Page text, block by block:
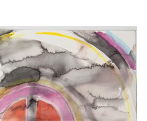
transportieren dezidiert
Auseinandersetzung damit
bei Róza El-Hassan.
Collage, entstanden
und 2002, bezieht sich direkt
R. Thinking/Dreaming about
I . Aus einer Abbildung der
die Künstlerin den